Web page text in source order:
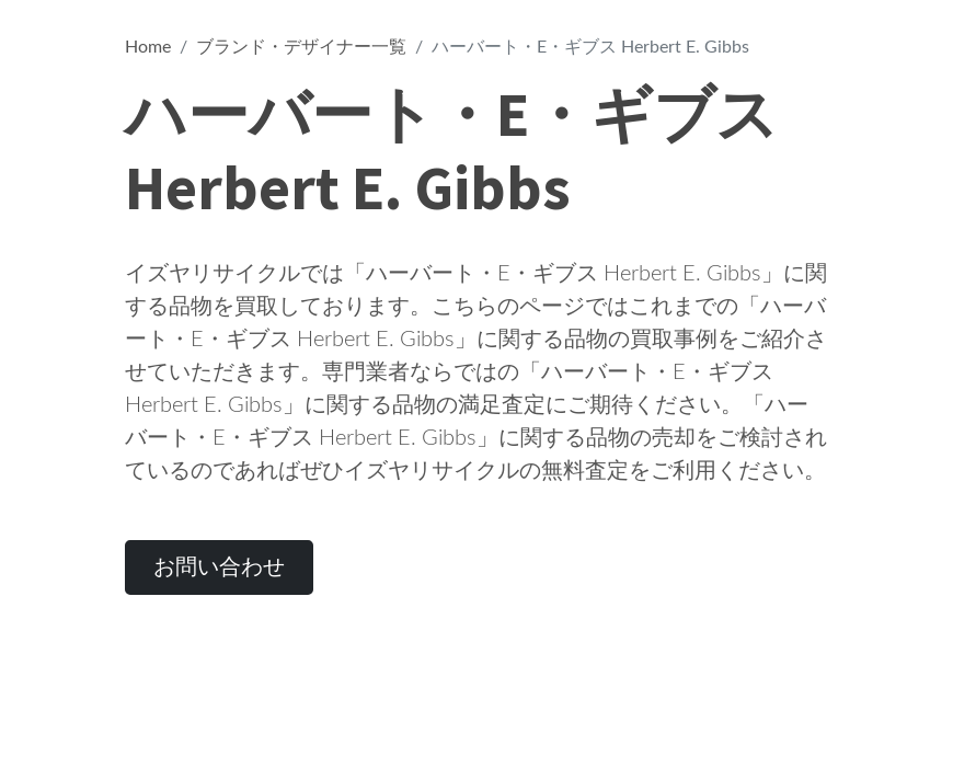
Home ブランド・デザイナー一覧 ハーバート・E・ギブス Herbert E. Gibbs
ハーバート・E・ギブス
Herbert E. Gibbs
イズヤリサイクルでは「ハーバート・E・ギブス Herbert E. Gibbs」に関
する品物を買取しております。こちらのページではこれまでの「ハーバ
ート・E・ギブス Herbert E. Gibbs」に関する品物の買取事例をご紹介さ
せていただきます。専門業者ならではの「ハーバート・E・ギブス
Herbert E. Gibbs」に関する品物の満足査定にご期待ください。「ハー
バート・E・ギブス Herbert E. Gibbs」に関する品物の売却をご検討され
ているのであればぜひイズヤリサイクルの無料査定をご利用ください。
お問い合わせ